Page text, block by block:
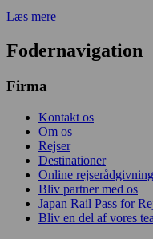
Læs mere
Fodernavigation
Firma
Kontakt os
Om os
Rejser
Destinationer
Online rejserådgivning
Bliv partner med os
Japan Rail Pass for
Bliv en del af vores